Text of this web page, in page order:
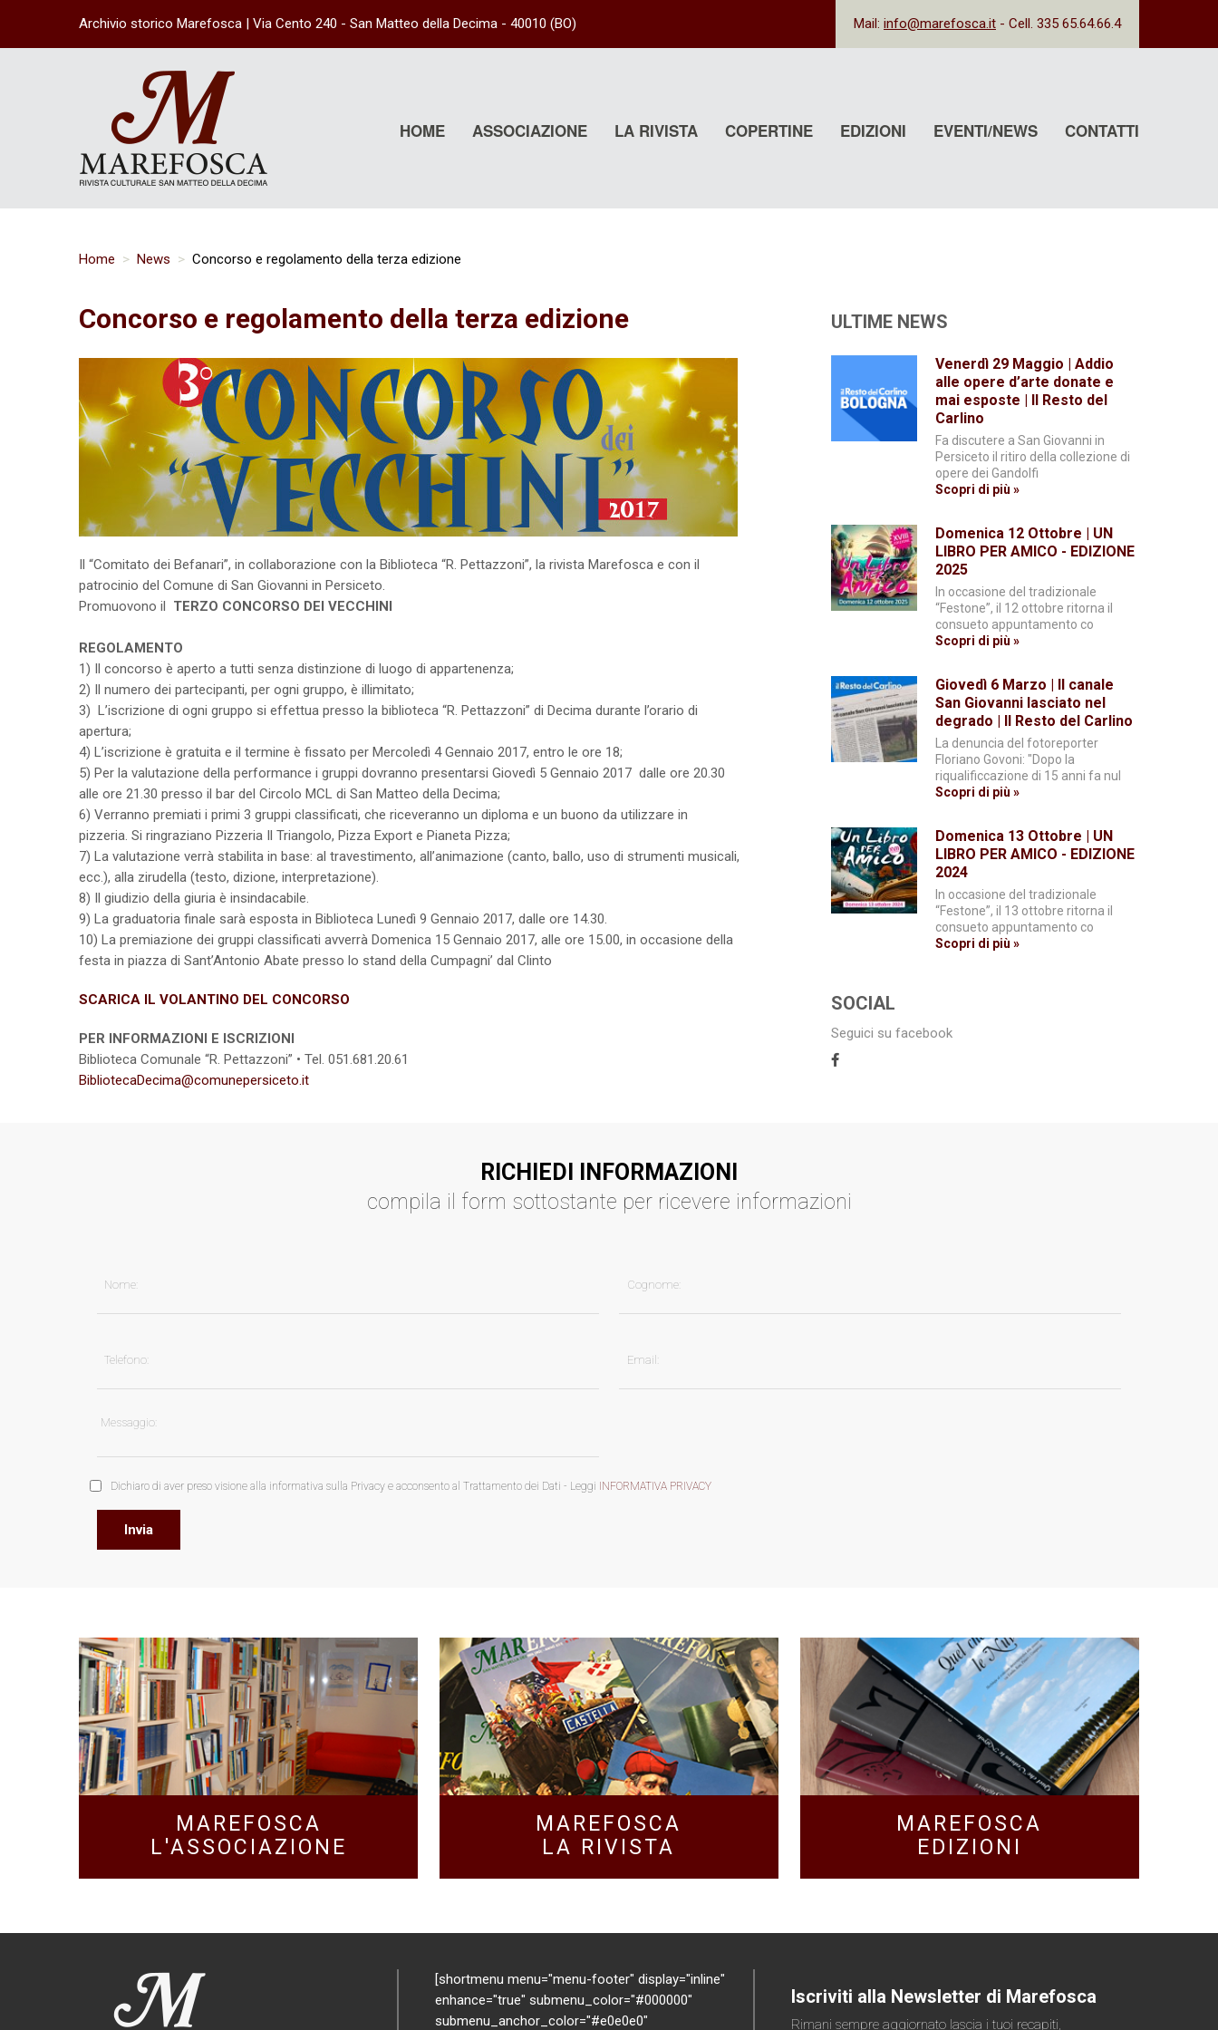
Archivio storico Marefosca | Via Cento 240 - San Matteo della Decima - 40010 (BO) Mail: info@marefosca.it - Cell. 335 65.64.66.4
HOME ASSOCIAZIONE LA RIVISTA COPERTINE EDIZIONI EVENTI/NEWS CONTATTI
Home News Concorso e regolamento della terza edizione
Concorso e regolamento della terza edizione
Il “Comitato dei Befanari”, in collaborazione con la Biblioteca “R. Pettazzoni”, la rivista Marefosca e con il
patrocinio del Comune di San Giovanni in Persiceto.
Promuovono il TERZO CONCORSO DEI VECCHINI
REGOLAMENTO
1) Il concorso è aperto a tutti senza distinzione di luogo di appartenenza;
2) Il numero dei partecipanti, per ogni gruppo, è illimitato;
3) L’iscrizione di ogni gruppo si effettua presso la biblioteca “R. Pettazzoni” di Decima durante l’orario di
apertura;
4) L’iscrizione è gratuita e il termine è fissato per Mercoledì 4 Gennaio 2017, entro le ore 18;
5) Per la valutazione della performance i gruppi dovranno presentarsi Giovedì 5 Gennaio 2017 dalle ore 20.30
alle ore 21.30 presso il bar del Circolo MCL di San Matteo della Decima;
6) Verranno premiati i primi 3 gruppi classificati, che riceveranno un diploma e un buono da utilizzare in
pizzeria. Si ringraziano Pizzeria Il Triangolo, Pizza Export e Pianeta Pizza;
7) La valutazione verrà stabilita in base: al travestimento, all’animazione (canto, ballo, uso di strumenti musicali,
ecc.), alla zirudella (testo, dizione, interpretazione).
8) Il giudizio della giuria è insindacabile.
9) La graduatoria finale sarà esposta in Biblioteca Lunedì 9 Gennaio 2017, dalle ore 14.30.
10) La premiazione dei gruppi classificati avverrà Domenica 15 Gennaio 2017, alle ore 15.00, in occasione della
festa in piazza di Sant’Antonio Abate presso lo stand della Cumpagni’ dal Clinto
SCARICA IL VOLANTINO DEL CONCORSO
PER INFORMAZIONI E ISCRIZIONI
Biblioteca Comunale “R. Pettazzoni” • Tel. 051.681.20.61
BibliotecaDecima@comunepersiceto.it
ULTIME NEWS
Venerdì 29 Maggio | Addio
alle opere d’arte donate e
mai esposte | Il Resto del
Carlino
Fa discutere a San Giovanni in
Persiceto il ritiro della collezione di
opere dei Gandolfi
Scopri di più »
Domenica 12 Ottobre | UN
LIBRO PER AMICO - EDIZIONE
2025
In occasione del tradizionale
“Festone”, il 12 ottobre ritorna il
consueto appuntamento co
Scopri di più »
Giovedì 6 Marzo | Il canale
San Giovanni lasciato nel
degrado | Il Resto del Carlino
La denuncia del fotoreporter
Floriano Govoni: "Dopo la
riqualificcazione di 15 anni fa nul
Scopri di più »
Domenica 13 Ottobre | UN
LIBRO PER AMICO - EDIZIONE
2024
In occasione del tradizionale
“Festone”, il 13 ottobre ritorna il
consueto appuntamento co
Scopri di più »
SOCIAL
Seguici su facebook
RICHIEDI INFORMAZIONI
compila il form sottostante per ricevere informazioni
Dichiaro di aver preso visione alla informativa sulla Privacy e acconsento al Trattamento dei Dati - Leggi INFORMATIVA PRIVACY
MAREFOSCA
L'ASSOCIAZIONE
MAREFOSCA
LA RIVISTA
MAREFOSCA
EDIZIONI
[shortmenu menu="menu-footer" display="inline"
enhance="true" submenu_color="#000000"
submenu_anchor_color="#e0e0e0"
Iscriviti alla Newsletter di Marefosca
Rimani sempre aggiornato lascia i tuoi recapiti,